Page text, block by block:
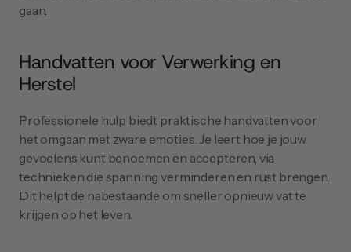
gaan.
Handvatten voor Verwerking en
Herstel
Professionele hulp biedt praktische handvatten voor
het omgaan met zware emoties. Je leert hoe je jouw
gevoelens kunt benoemen en accepteren, via
technieken die spanning verminderen en rust brengen.
Dit helpt de nabestaande om sneller opnieuw vat te
krijgen op het leven.